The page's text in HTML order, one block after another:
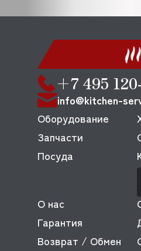
+7 495
info@kitchen-
Оборудование
Запчасти
Посуда
О нас
Гарантия
Возврат / Обмен